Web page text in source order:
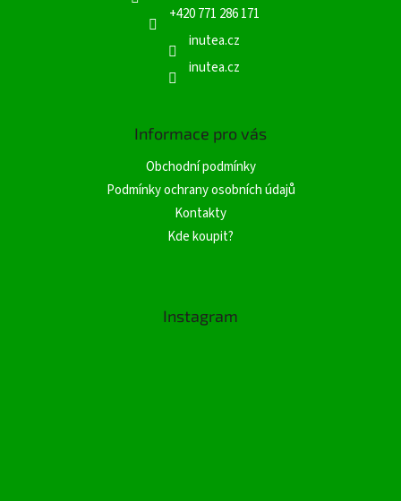
+420 771 286 171
inutea.cz
inutea.cz
Informace pro vás
Obchodní podmínky
Podmínky ochrany osobních údajů
Kontakty
Kde koupit?
Instagram